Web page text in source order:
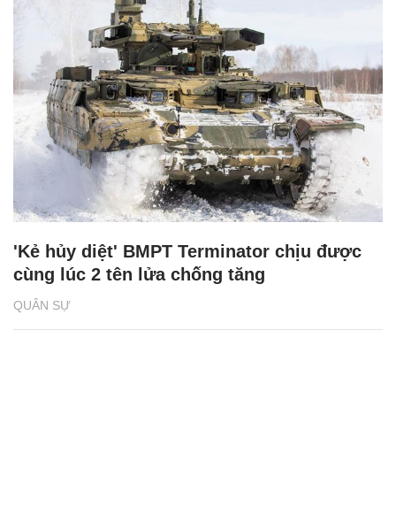
QUÂN SỰ
'Kẻ hủy diệt' BMPT Terminator chịu được
cùng lúc 2 tên lửa chống tăng